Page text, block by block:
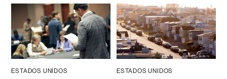
ESTADOS UNIDOS ESTADOS UNIDOS